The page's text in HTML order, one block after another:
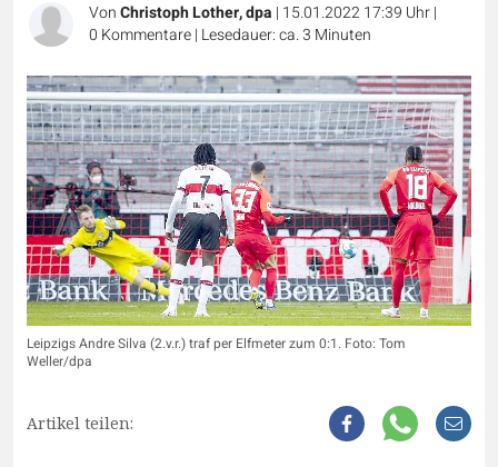
VonChristoph Lother, dpa | 15.01.2022 17:39 Uhr|
0 Kommentare| Lesedauer: ca. 3 Minuten
Leipzigs Andre Silva (2.v.r.) traf per Elfmeter zum 0:1. Foto: Tom
Weller/dpa
Artikel teilen: